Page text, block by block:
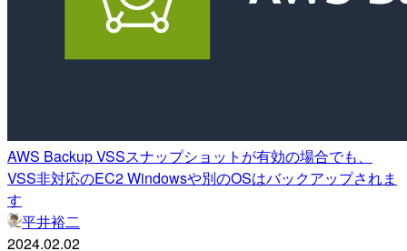
AWS Backup VSSスナップショットが有効の場合でも、
VSS非対応のEC2 Windowsや別のOSはバックアップされま
す
平井裕二
2024.02.02